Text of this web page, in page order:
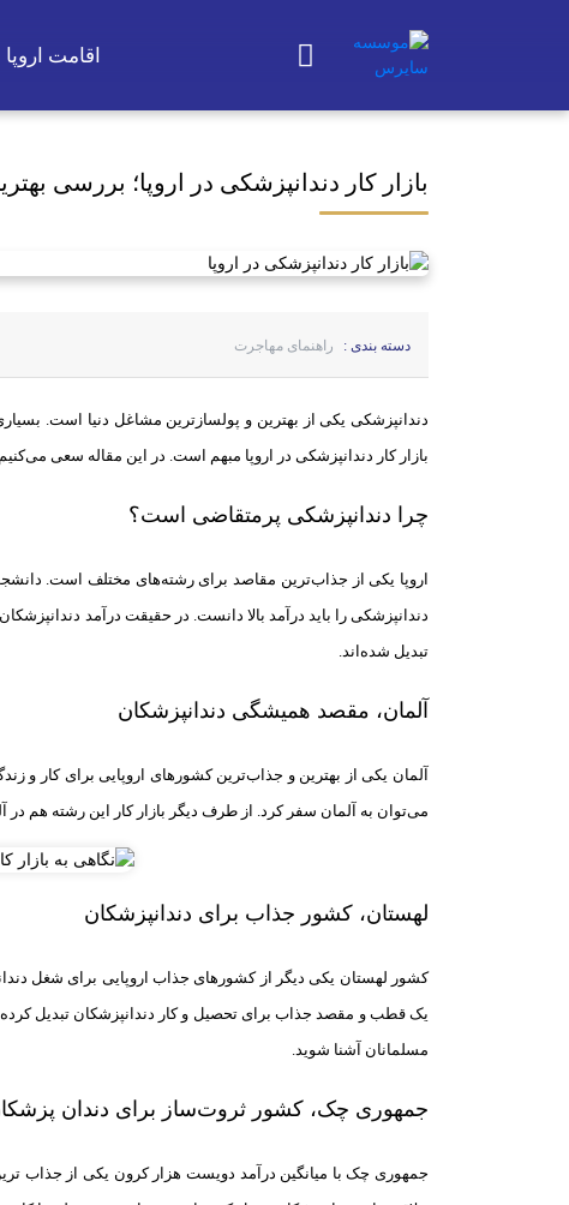
اقامت اروپا
بازار کار دندانپزشکی در اروپا؛ بررسی
دسته بندی : راهنمای مهاجرت
دندانپزشکی یکی از بهترین و پولسازترین مشاغل دنیا است.
بازار کار دندانپزشکی در اروپا مبهم است. در این مقاله سعی
چرا دندانپزشکی پرمتقاضی است؟
اروپا یکی از جذاب‌ترین مقاصد برای رشته‌های مختلف است.
دندانپزشکی را باید درآمد بالا دانست. در حقیقت درآمد
تبدیل شده‌اند.
آلمان، مقصد همیشگی دندانپزشکان
آلمان یکی از بهترین و جذاب‌ترین کشورهای اروپایی برای کار و
می‌توان به آلمان سفر کرد. از طرف دیگر بازار کار این رشته هم در آلمان مناسب است
لهستان، کشور جذاب برای دندانپزشکان
کشور لهستان یکی دیگر از کشورهای جذاب اروپایی برای شغل
یک قطب و مقصد جذاب برای تحصیل و کار دندانپزشکان تبدیل کرده
مسلمانان آشنا شوید.
جمهوری چک، کشور ثروت‌ساز برای دندان
جمهوری چک با میانگین درآمد دویست هزار کرون یکی از جذاب